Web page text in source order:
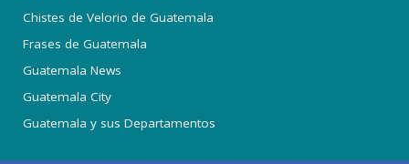
Chistes de Velorio de Guatemala
Frases de Guatemala
Guatemala News
Guatemala City
Guatemala y sus Departamentos